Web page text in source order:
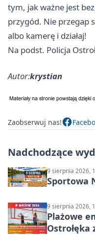
tym, jak ważne jest
przygód. Nie przegap
albo kamerę i działaj!
Na podst. Policja
Autor:krystian
Zaobserwuj nas!
Nadchodzące
9 sierpnia 2026,
Sportowa
9 sierpnia 2026,
Plażowe